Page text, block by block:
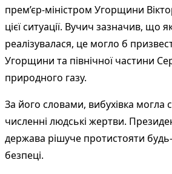
прем’єр-міністром Угорщини
цієї ситуації. Вучич зазначив, що
реалізувалася, це могло б
Угорщини та північної частини
природного газу.
За його словами, вибухівка могла
численні людські жертви.
держава рішуче протистояти
безпеці.